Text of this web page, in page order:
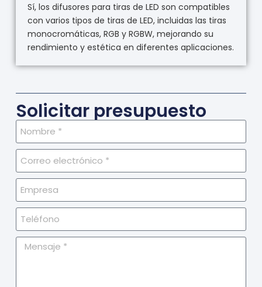
Sí, los difusores para tiras de LED son compatibles
con varios tipos de tiras de LED, incluidas las tiras
monocromáticas, RGB y RGBW, mejorando su
rendimiento y estética en diferentes aplicaciones.
Solicitar presupuesto